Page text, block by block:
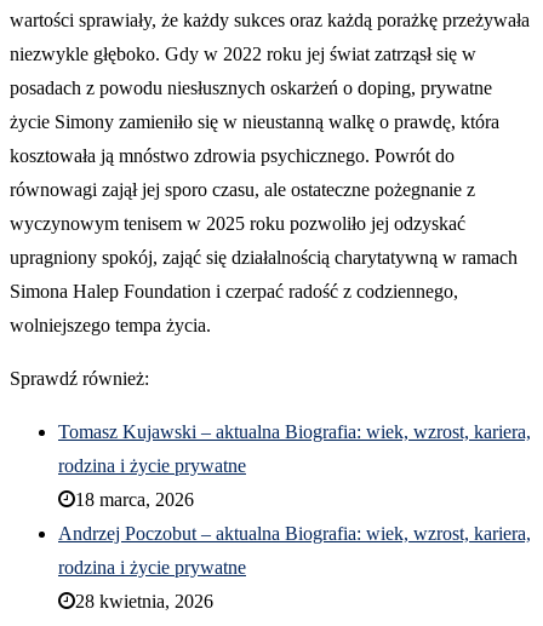
wartości sprawiały, że każdy sukces oraz każdą porażkę przeżywała
niezwykle głęboko. Gdy w 2022 roku jej świat zatrząsł się w
posadach z powodu niesłusznych oskarżeń o doping, prywatne
życie Simony zamieniło się w nieustanną walkę o prawdę, która
kosztowała ją mnóstwo zdrowia psychicznego. Powrót do
równowagi zajął jej sporo czasu, ale ostateczne pożegnanie z
wyczynowym tenisem w 2025 roku pozwoliło jej odzyskać
upragniony spokój, zająć się działalnością charytatywną w ramach
Simona Halep Foundation i czerpać radość z codziennego,
wolniejszego tempa życia.
Sprawdź również:
Tomasz Kujawski – aktualna Biografia: wiek, wzrost, kariera,
rodzina i życie prywatne
18 marca, 2026
Andrzej Poczobut – aktualna Biografia: wiek, wzrost, kariera,
rodzina i życie prywatne
28 kwietnia, 2026